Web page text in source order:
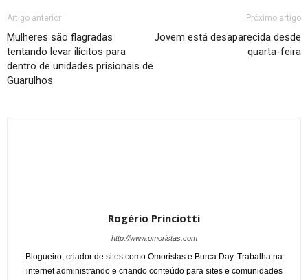
Artigo anterior
Mulheres são flagradas
tentando levar ilícitos para
dentro de unidades prisionais de
Guarulhos
Próximo artigo
Jovem está desaparecida desde
quarta-feira
Rogério Princiotti
http://www.omoristas.com
Blogueiro, criador de sites como Omoristas e Burca Day. Trabalha na
internet administrando e criando conteúdo para sites e comunidades